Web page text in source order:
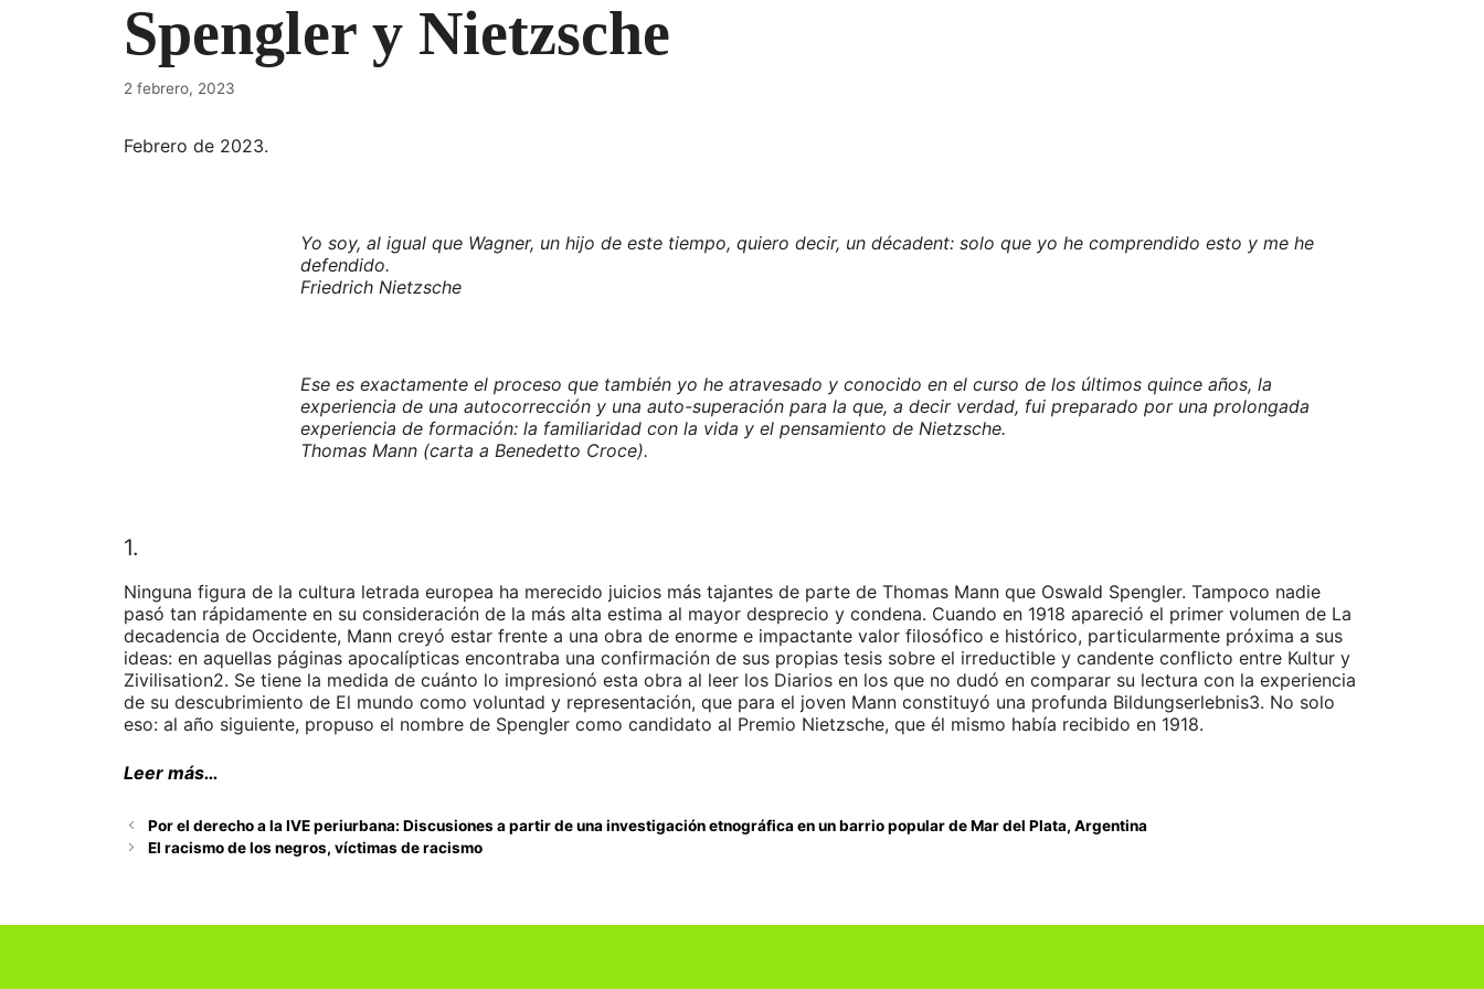
Spengler y Nietzsche
2 febrero, 2023
Febrero de 2023.
Yo soy, al igual que Wagner, un hijo de este tiempo, quiero decir, un décadent: solo que yo he comprendido esto y me he
defendido.
Friedrich Nietzsche
Ese es exactamente el proceso que también yo he atravesado y conocido en el curso de los últimos quince años, la
experiencia de una autocorrección y una auto-superación para la que, a decir verdad, fui preparado por una prolongada
experiencia de formación: la familiaridad con la vida y el pensamiento de Nietzsche.
Thomas Mann (carta a Benedetto Croce).
1.
Ninguna figura de la cultura letrada europea ha merecido juicios más tajantes de parte de Thomas Mann que Oswald Spengler. Tampoco nadie
pasó tan rápidamente en su consideración de la más alta estima al mayor desprecio y condena. Cuando en 1918 apareció el primer volumen de La
decadencia de Occidente, Mann creyó estar frente a una obra de enorme e impactante valor filosófico e histórico, particularmente próxima a sus
ideas: en aquellas páginas apocalípticas encontraba una confirmación de sus propias tesis sobre el irreductible y candente conflicto entre Kultur y
Zivilisation2. Se tiene la medida de cuánto lo impresionó esta obra al leer los Diarios en los que no dudó en comparar su lectura con la experiencia
de su descubrimiento de El mundo como voluntad y representación, que para el joven Mann constituyó una profunda Bildungserlebnis3. No solo
eso: al año siguiente, propuso el nombre de Spengler como candidato al Premio Nietzsche, que él mismo había recibido en 1918.
Leer más…
Por el derecho a la IVE periurbana: Discusiones a partir de una investigación etnográfica en un barrio popular de Mar del Plata, Argentina
El racismo de los negros, víctimas de racismo